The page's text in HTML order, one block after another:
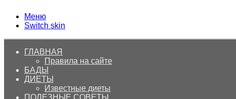
Меню
Switch skin
ГЛАВНАЯ
Правила на сайте
БАДЫ
ДИЕТЫ
Известные диеты
ПОЛЕЗНЫЕ СОВЕТЫ